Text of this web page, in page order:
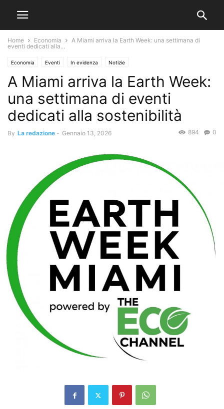
Home Economia
A Miami arriva la Earth Week: una settimana di
eventi dedicati alla...
Economia Eventi In evidenza Notizie
A Miami arriva la Earth Week:
una settimana di eventi
dedicati alla sostenibilità
By La redazione - Gennaio 13, 2026 0
894